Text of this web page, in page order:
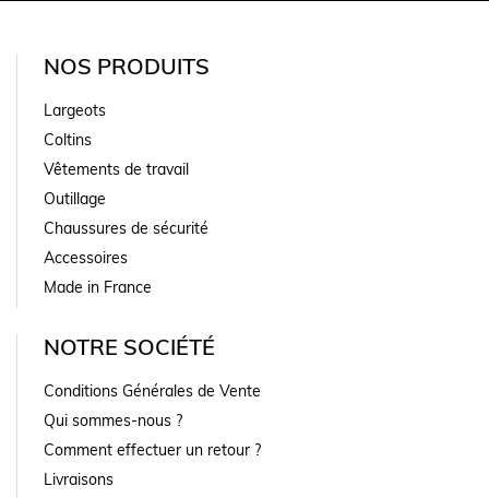
NOS PRODUITS
Largeots
Coltins
Vêtements de travail
Outillage
Chaussures de sécurité
Accessoires
Made in France
NOTRE SOCIÉTÉ
Conditions Générales de Vente
Qui sommes-nous ?
Comment effectuer un retour ?
Livraisons